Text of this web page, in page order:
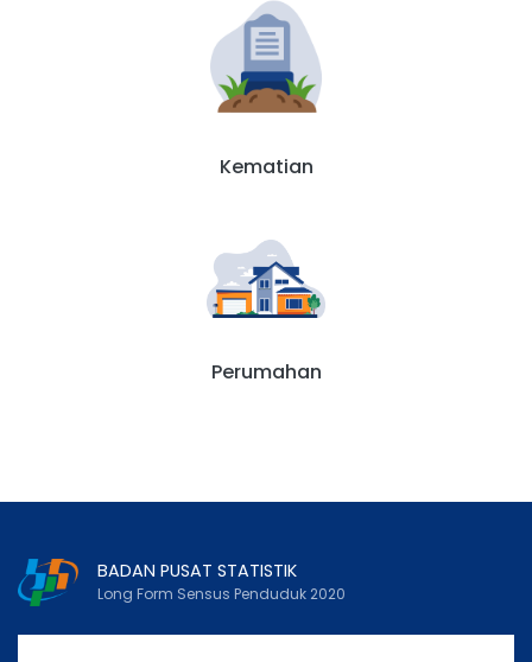
Kematian
Perumahan
BADAN PUSAT STATISTIK
Long Form Sensus Penduduk 2020